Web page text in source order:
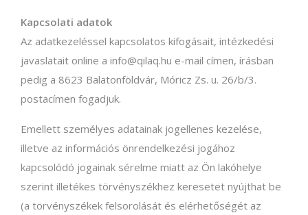
Kapcsolati adatok
Az adatkezeléssel kapcsolatos kifogásait, intézkedési
javaslatait online a info@qilaq.hu e-mail címen, írásban
pedig a 8623 Balatonföldvár, Móricz Zs. u. 26/b/3.
postacímen fogadjuk.
Emellett személyes adatainak jogellenes kezelése,
illetve az információs önrendelkezési jogához
kapcsolódó jogainak sérelme miatt az Ön lakóhelye
szerint illetékes törvényszékhez keresetet nyújthat be
(a törvényszékek felsorolását és elérhetőségét az